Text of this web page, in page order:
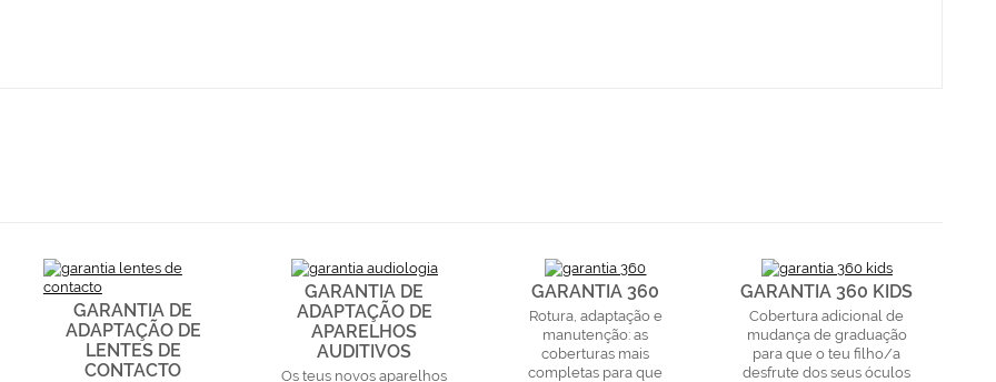
GARANTIA DE
ADAPTAÇÃO DE
LENTES DE
CONTACTO
GARANTIA DE
ADAPTAÇÃO DE
APARELHOS
AUDITIVOS
Os teus novos aparelhos
GARANTIA 360
Rotura, adaptação e
manutenção: as
coberturas mais
completas para que
GARANTIA 360 KIDS
Cobertura adicional de
mudança de graduação
para que o teu filho/a
desfrute dos seus óculos